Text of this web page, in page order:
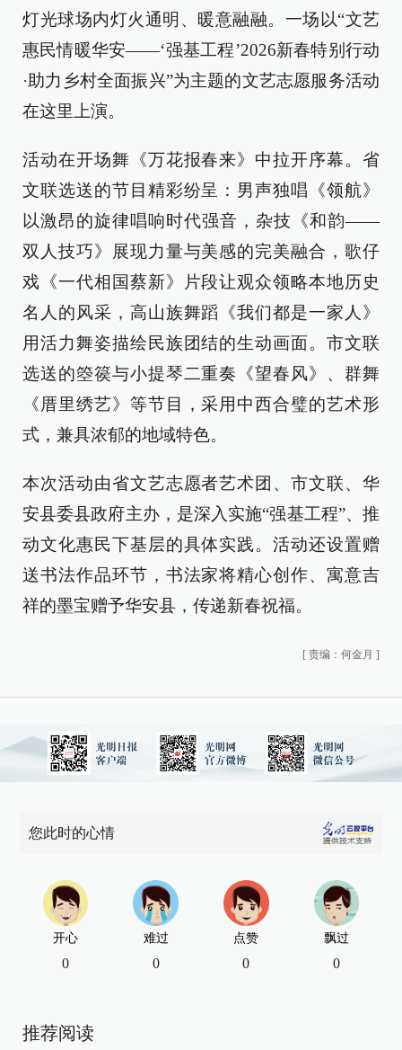
灯光球场内灯火通明、暖意融融。一场以“文艺
惠民情暖华安——‘强基工程’2026新春特别行动
·助力乡村全面振兴”为主题的文艺志愿服务活动
在这里上演。
活动在开场舞《万花报春来》中拉开序幕。省
文联选送的节目精彩纷呈：男声独唱《领航》
以激昂的旋律唱响时代强音，杂技《和韵——
双人技巧》展现力量与美感的完美融合，歌仔
戏《一代相国蔡新》片段让观众领略本地历史
名人的风采，高山族舞蹈《我们都是一家人》
用活力舞姿描绘民族团结的生动画面。市文联
选送的箜篌与小提琴二重奏《望春风》、群舞
《厝里绣艺》等节目，采用中西合璧的艺术形
式，兼具浓郁的地域特色。
本次活动由省文艺志愿者艺术团、市文联、华
安县委县政府主办，是深入实施“强基工程”、推
动文化惠民下基层的具体实践。活动还设置赠
送书法作品环节，书法家将精心创作、寓意吉
祥的墨宝赠予华安县，传递新春祝福。
[ 责编：何金月 ]
您此时的心情
开心
0
难过
0
点赞
0
飘过
0
推荐阅读